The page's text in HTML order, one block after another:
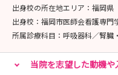
出身校の所在地エリア： 福岡県
出身校： 福岡市医師会看護専門
所属診療科目： 呼吸器科／腎臓
当院を志望した動機